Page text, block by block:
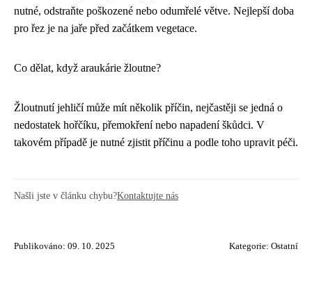
nutné, odstraňte poškozené nebo odumřelé větve. Nejlepší doba
pro řez je na jaře před začátkem vegetace.
Co dělat, když araukárie žloutne?
Žloutnutí jehličí může mít několik příčin, nejčastěji se jedná o
nedostatek hořčíku, přemokření nebo napadení škůdci. V
takovém případě je nutné zjistit příčinu a podle toho upravit péči.
Našli jste v článku chybu?Kontaktujte nás
Publikováno: 09. 10. 2025 Kategorie: Ostatní